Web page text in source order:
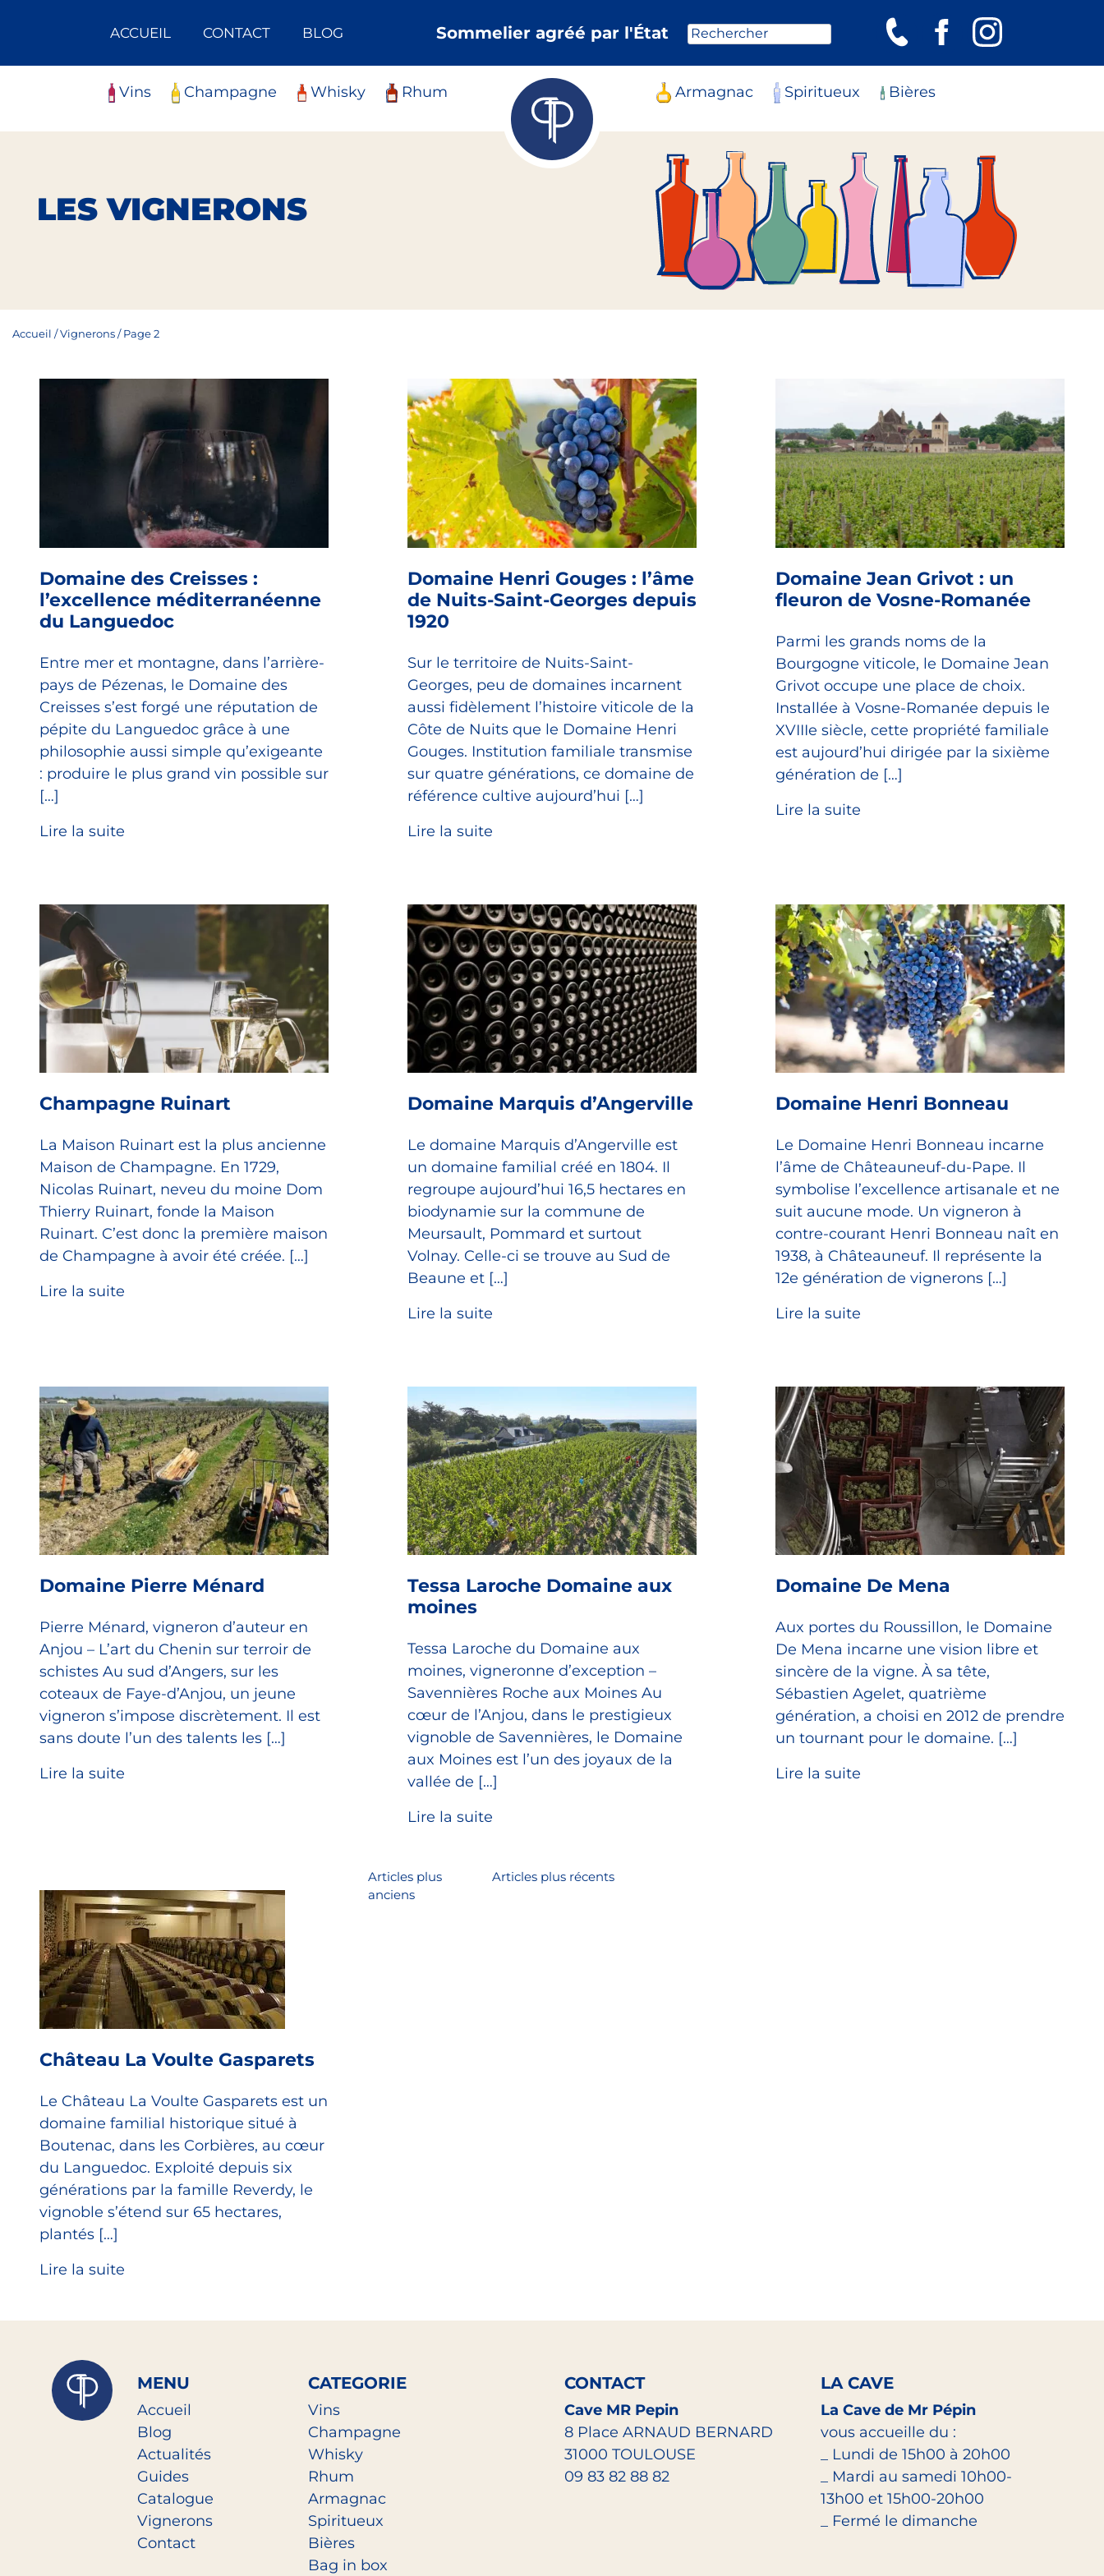
ACCUEIL CONTACT BLOG Sommelier agréé par l'État Rechercher
Vins Champagne Whisky Rhum Armagnac Spiritueux Bières
LES VIGNERONS
Accueil /Vignerons/Page 2
Domaine des Creisses :
l’excellence méditerranéenne
du Languedoc
Entre mer et montagne, dans l’arrière-
pays de Pézenas, le Domaine des
Creisses s’est forgé une réputation de
pépite du Languedoc grâce à une
philosophie aussi simple qu’exigeante
: produire le plus grand vin possible sur
[…]
Lire la suite
Domaine Henri Gouges : l’âme
de Nuits-Saint-Georges depuis
1920
Sur le territoire de Nuits-Saint-
Georges, peu de domaines incarnent
aussi fidèlement l’histoire viticole de la
Côte de Nuits que le Domaine Henri
Gouges. Institution familiale transmise
sur quatre générations, ce domaine de
référence cultive aujourd’hui […]
Lire la suite
Domaine Jean Grivot : un
fleuron de Vosne-Romanée
Parmi les grands noms de la
Bourgogne viticole, le Domaine Jean
Grivot occupe une place de choix.
Installée à Vosne-Romanée depuis le
XVIIIe siècle, cette propriété familiale
est aujourd’hui dirigée par la sixième
génération de […]
Lire la suite
Champagne Ruinart
La Maison Ruinart est la plus ancienne
Maison de Champagne. En 1729,
Nicolas Ruinart, neveu du moine Dom
Thierry Ruinart, fonde la Maison
Ruinart. C’est donc la première maison
de Champagne à avoir été créée. […]
Lire la suite
Domaine Marquis d’Angerville
Le domaine Marquis d’Angerville est
un domaine familial créé en 1804. Il
regroupe aujourd’hui 16,5 hectares en
biodynamie sur la commune de
Meursault, Pommard et surtout
Volnay. Celle-ci se trouve au Sud de
Beaune et […]
Lire la suite
Domaine Henri Bonneau
Le Domaine Henri Bonneau incarne
l’âme de Châteauneuf-du-Pape. Il
symbolise l’excellence artisanale et ne
suit aucune mode. Un vigneron à
contre-courant Henri Bonneau naît en
1938, à Châteauneuf. Il représente la
12e génération de vignerons […]
Lire la suite
Domaine Pierre Ménard
Pierre Ménard, vigneron d’auteur en
Anjou – L’art du Chenin sur terroir de
schistes Au sud d’Angers, sur les
coteaux de Faye-d’Anjou, un jeune
vigneron s’impose discrètement. Il est
sans doute l’un des talents les […]
Lire la suite
Tessa Laroche Domaine aux
moines
Tessa Laroche du Domaine aux
moines, vigneronne d’exception –
Savennières Roche aux Moines Au
cœur de l’Anjou, dans le prestigieux
vignoble de Savennières, le Domaine
aux Moines est l’un des joyaux de la
vallée de […]
Lire la suite
Domaine De Mena
Aux portes du Roussillon, le Domaine
De Mena incarne une vision libre et
sincère de la vigne. À sa tête,
Sébastien Agelet, quatrième
génération, a choisi en 2012 de prendre
un tournant pour le domaine. […]
Lire la suite
Château La Voulte Gasparets
Le Château La Voulte Gasparets est un
domaine familial historique situé à
Boutenac, dans les Corbières, au cœur
du Languedoc. Exploité depuis six
générations par la famille Reverdy, le
vignoble s’étend sur 65 hectares,
plantés […]
Lire la suite
Navigation
Articles plus
anciens
Articles plus récents
MENU
Accueil
Blog
Actualités
Guides
Catalogue
Vignerons
Contact
CATEGORIE
Vins
Champagne
Whisky
Rhum
Armagnac
Spiritueux
Bières
Bag in box
CONTACT
Cave MR Pepin
8 Place ARNAUD BERNARD
31000 TOULOUSE
09 83 82 88 82
LA CAVE
La Cave de Mr Pépin
vous accueille du :
_ Lundi de 15h00 à 20h00
_ Mardi au samedi 10h00-
13h00 et 15h00-20h00
_ Fermé le dimanche